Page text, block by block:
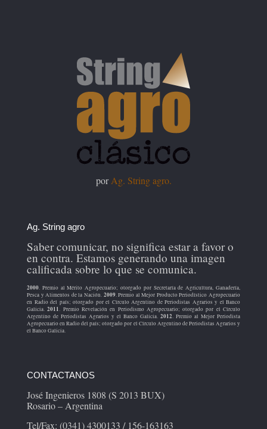
porAg. String agro.
Ag. String agro
Saber comunicar, no significa estar a favor o
en contra. Estamos generando una imagen
calificada sobre lo que se comunica.
2000. Premio al Mérito Agropecuario; otorgado por Secretaría de Agricultura, Ganadería,
Pesca y Alimentos de la Nación. 2009. Premio al Mejor Producto Periodístico Agropecuario
en Radio del país; otorgado por el Círculo Argentino de Periodistas Agrarios y el Banco
Galicia.2011. Premio Revelación en Periodismo Agropecuario; otorgado por el Círculo
Argentino de Periodistas Agrarios y el Banco Galicia. 2012. Premio al Mejor Periodista
Agropecuario en Radio del país; otorgado por el Círculo Argentino de Periodistas Agrarios y
el Banco Galicia.
CONTACTANOS
José Ingenieros 1808 (S 2013 BUX)
Rosario – Argentina
Tel/Fax: (0341) 4300133 / 156-163163